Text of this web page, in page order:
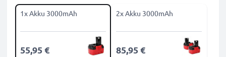
1x Akku 3000mAh
55,95 €
2x Akku 3000mAh
85,95 €